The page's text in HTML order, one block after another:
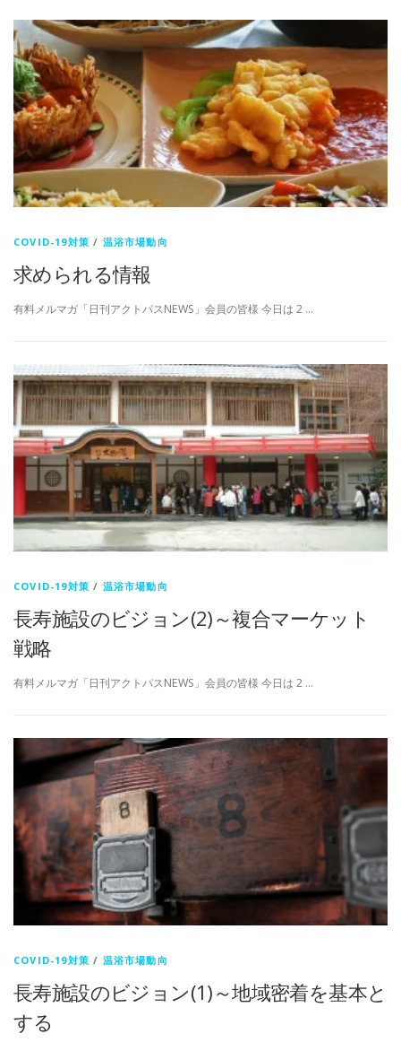
COVID-19対策 / 温浴市場動向
求められる情報
有料メルマガ「日刊アクトパスNEWS」会員の皆様 今日は 2 …
COVID-19対策 / 温浴市場動向
長寿施設のビジョン(2)～複合マーケット
戦略
有料メルマガ「日刊アクトパスNEWS」会員の皆様 今日は 2 …
COVID-19対策 / 温浴市場動向
長寿施設のビジョン(1)～地域密着を基本と
する